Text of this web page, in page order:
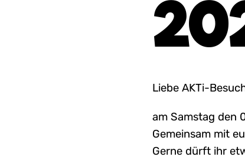
Liebe AKTi-
am Samstag den
Gemeinsam mit
Gerne dürft ihr